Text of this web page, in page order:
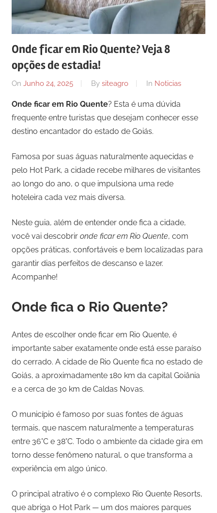
Onde ficar em Rio Quente? Veja 8
opções de estadia!
On Junho 24, 2025 By siteagro In Noticias
Onde ficar em Rio Quente? Esta é uma dúvida
frequente entre turistas que desejam conhecer esse
destino encantador do estado de Goiás.
Famosa por suas águas naturalmente aquecidas e
pelo Hot Park, a cidade recebe milhares de visitantes
ao longo do ano, o que impulsiona uma rede
hoteleira cada vez mais diversa.
Neste guia, além de entender onde fica a cidade,
você vai descobrir onde ficar em Rio Quente, com
opções práticas, confortáveis e bem localizadas para
garantir dias perfeitos de descanso e lazer.
Acompanhe!
Onde fica o Rio Quente?
Antes de escolher onde ficar em Rio Quente, é
importante saber exatamente onde está esse paraíso
do cerrado. A cidade de Rio Quente fica no estado de
Goiás, a aproximadamente 180 km da capital Goiânia
e a cerca de 30 km de Caldas Novas.
O município é famoso por suas fontes de águas
termais, que nascem naturalmente a temperaturas
entre 36°C e 38°C. Todo o ambiente da cidade gira em
torno desse fenômeno natural, o que transforma a
experiência em algo único.
O principal atrativo é o complexo Rio Quente Resorts,
que abriga o Hot Park — um dos maiores parques